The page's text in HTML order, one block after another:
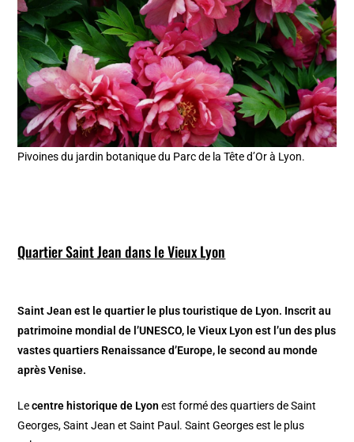
Pivoines du jardin botanique du Parc de la Tête d’Or à Lyon.
Quartier Saint Jean dans le Vieux Lyon
Saint Jean est le quartier le plus touristique de Lyon. Inscrit au
patrimoine mondial de l’UNESCO, le Vieux Lyon est l’un des plus
vastes quartiers Renaissance d’Europe, le second au monde
après Venise.
Lecentre historique de Lyon est formé des quartiers de Saint
Georges, Saint Jean et Saint Paul. Saint Georges est le plus